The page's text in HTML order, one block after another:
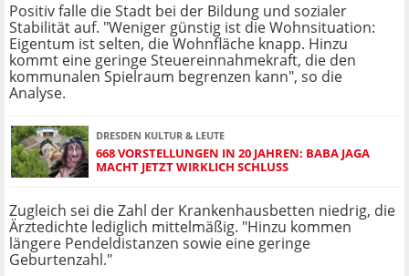
Positiv falle die Stadt bei der Bildung und sozialer
Stabilität auf. "Weniger günstig ist die Wohnsituation:
Eigentum ist selten, die Wohnfläche knapp. Hinzu
kommt eine geringe Steuereinnahmekraft, die den
kommunalen Spielraum begrenzen kann", so die
Analyse.
DRESDEN KULTUR & LEUTE
668 VORSTELLUNGEN IN 20 JAHREN: BABA JAGA
MACHT JETZT WIRKLICH SCHLUSS
Zugleich sei die Zahl der Krankenhausbetten niedrig, die
Ärztedichte lediglich mittelmäßig. "Hinzu kommen
längere Pendeldistanzen sowie eine geringe
Geburtenzahl."